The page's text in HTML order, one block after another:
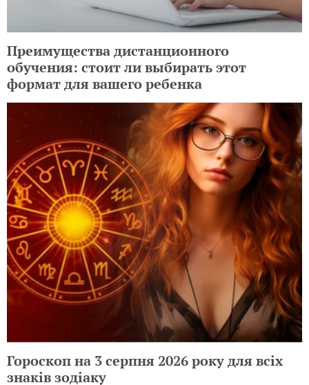
Преимущества дистанционного
обучения: стоит ли выбирать этот
формат для вашего ребенка
Гороскоп на 3 серпня 2026 року для всіх
знаків зодіаку